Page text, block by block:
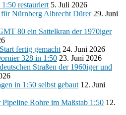
restauriert 5. Juli 2026
Nürnberg Albrecht Dürer 29. Juni
80 ein Sattelkran der 1970iger
fertig gemacht 24. Juni 2026
328 in 1:50 23. Juni 2026
Straßen der 1960iger und
in 1:50 selbst gebaut 12. Juni
Rohre im Maßstab 1:50 12.